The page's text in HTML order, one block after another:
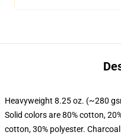
Heavyweight 8.25 oz. (~280
Solid colors are 80% cotton,
cotton, 30% polyester.